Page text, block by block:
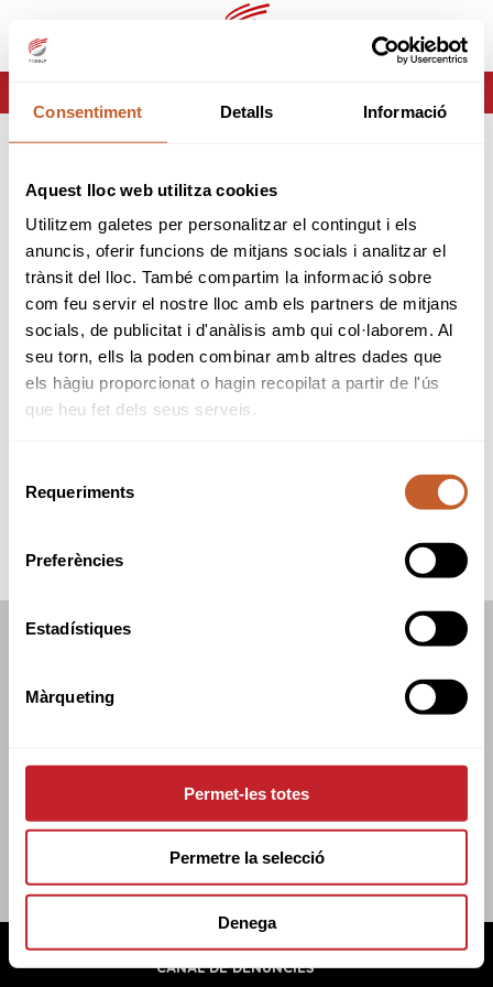
Consentiment Detalls Informació
Aquest lloc web utilitza cookies
Utilitzem galetes per personalitzar el contingut i els
anuncis, oferir funcions de mitjans socials i analitzar el
trànsit del lloc. També compartim la informació sobre
com feu servir el nostre lloc amb els partners de mitjans
socials, de publicitat i d'anàlisis amb qui col·laborem. Al
seu torn, ells la poden combinar amb altres dades que
els hàgiu proporcionat o hagin recopilat a partir de l'ús
que heu fet dels seus serveis.
Requeriments
Preferències
Estadístiques
Màrqueting
Permet-les totes
Permetre la selecció
Denega
ca es
Página no encontrada
Lo sentimos pero la página que estas buscando no
existe o ha cambiado.
tornar
C/TUSET 32, 8ÈNA PLANTA. 08006 BCN
POLÍTICA DE COOKIES
POLÍTICA DE PRIVADESA
CANAL DE DENÚNCIES